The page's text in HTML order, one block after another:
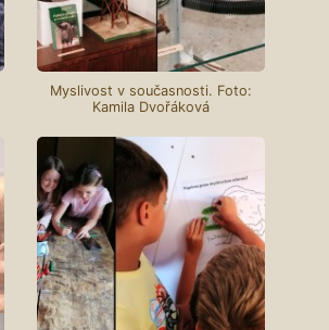
Myslivost v současnosti. Foto:
Kamila Dvořáková